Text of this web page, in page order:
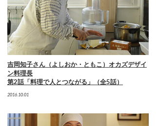
吉岡知子さん（よしおか・ともこ）オカズデザイ
ン料理長
第2話「料理で人とつながる」（全5話）
2016.10.01